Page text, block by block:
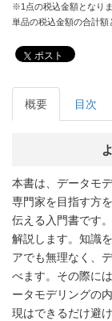
※1点の税込金額となり
単品の税込金額の合計額
ポスト
概要 目次
本書は、データモ
専門家を目指す方
伝える入門書です
解説します。知識
アでも無理なく、
べます。その際に
ータモデリングの
現はできるだけ避